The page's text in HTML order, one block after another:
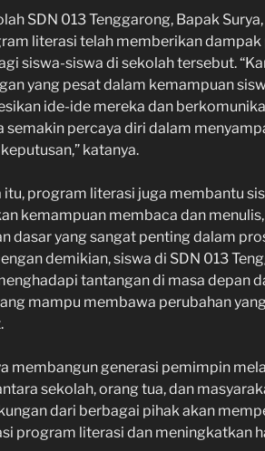
SDN 013 Tenggarong, Bapak
literasi telah memberikan
siswa-siswa di sekolah tersebut.
yang pesat dalam kemampuan
ide-ide mereka dan
semakin percaya diri dalam
katanya.
itu, program literasi juga membantu
kemampuan membaca dan
dasar yang sangat penting dalam
demikian, siswa di SDN 013
tantangan di masa depan
mampu membawa perubahan
membangun generasi pemimpin
sekolah, orang tua, dan
dari berbagai pihak akan
program literasi dan meningkatkan